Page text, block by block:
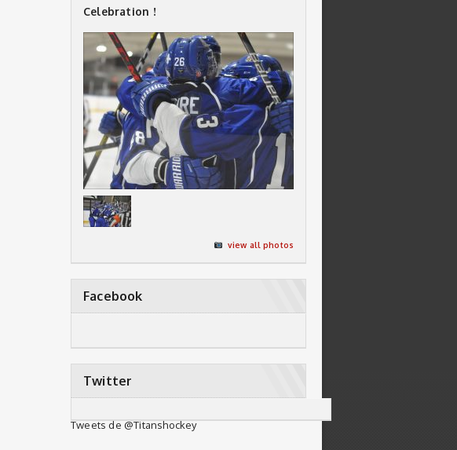
Celebration !
view all photos
Facebook
Twitter
Tweets de @Titanshockey